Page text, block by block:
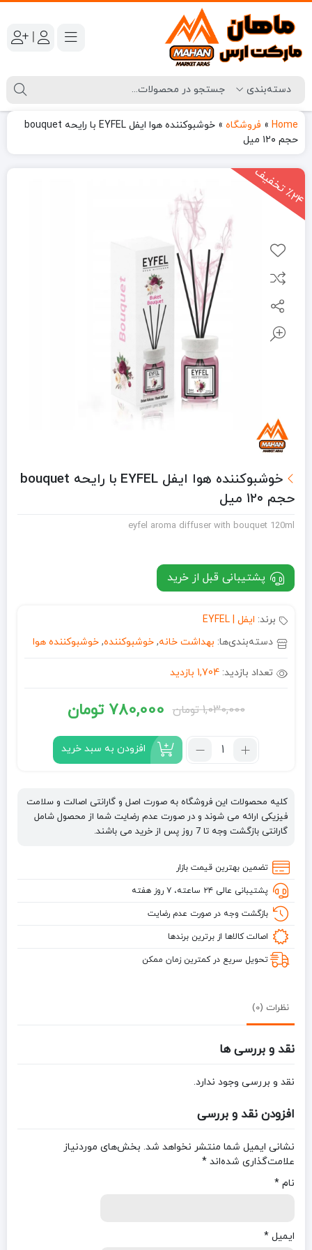
|
Home
» فروشگاه »
خوشبوکننده هوا ایفل EYFEL با رایحه bouquet
حجم ۱۲۰ میل
٪2
4
ت
خ
ف
یف
خوشبوکننده هوا ایفل EYFEL با رایحه bouquet
حجم ۱۲۰ میل
eyfel aroma diffuser with bouquet 120ml
پشتیبانی قبل از خرید
برند: ایفل | EYFEL
دسته‌بندی‌ها: بهداشت خانه, خوشبوکننده, خوشبوکننده هوا
تعداد بازدید: 1,704 بازدید
1,030,000 تومان
قیمت
اصلی:
1,030,000 تومان
780,000 تومان
قیمت
فعلی:
780,000 تومان.
تعداد:
خوشبوکننده
EYFEL
با
bouquet
۱۲۰
میل
افزودن به سبد خرید
کلیه محصولات این فروشگاه به صورت اصل و گارانتی اصالت و سلامت
فیزیکی ارائه می شوند و در صورت عدم رضایت شما از محصول شامل
گارانتی بازگشت وجه تا 7 روز پس از خرید می باشند.
تضمین بهترین قیمت بازار
پشتیبانی عالی ۲۴ ساعته، ۷ روز هفته
بازگشت وجه در صورت عدم رضایت
اصالت کالاها از برترین برندها
تحویل سریع در کمترین زمان ممکن
نظرات (0)
نقد و بررسی ها
نقد و بررسی وجود ندارد.
افزودن نقد و بررسی
نشانی ایمیل شما منتشر نخواهد شد. بخش‌های موردنیاز
علامت‌گذاری شده‌اند *
نام *
ایمیل *